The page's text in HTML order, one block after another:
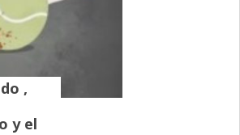
,
y el